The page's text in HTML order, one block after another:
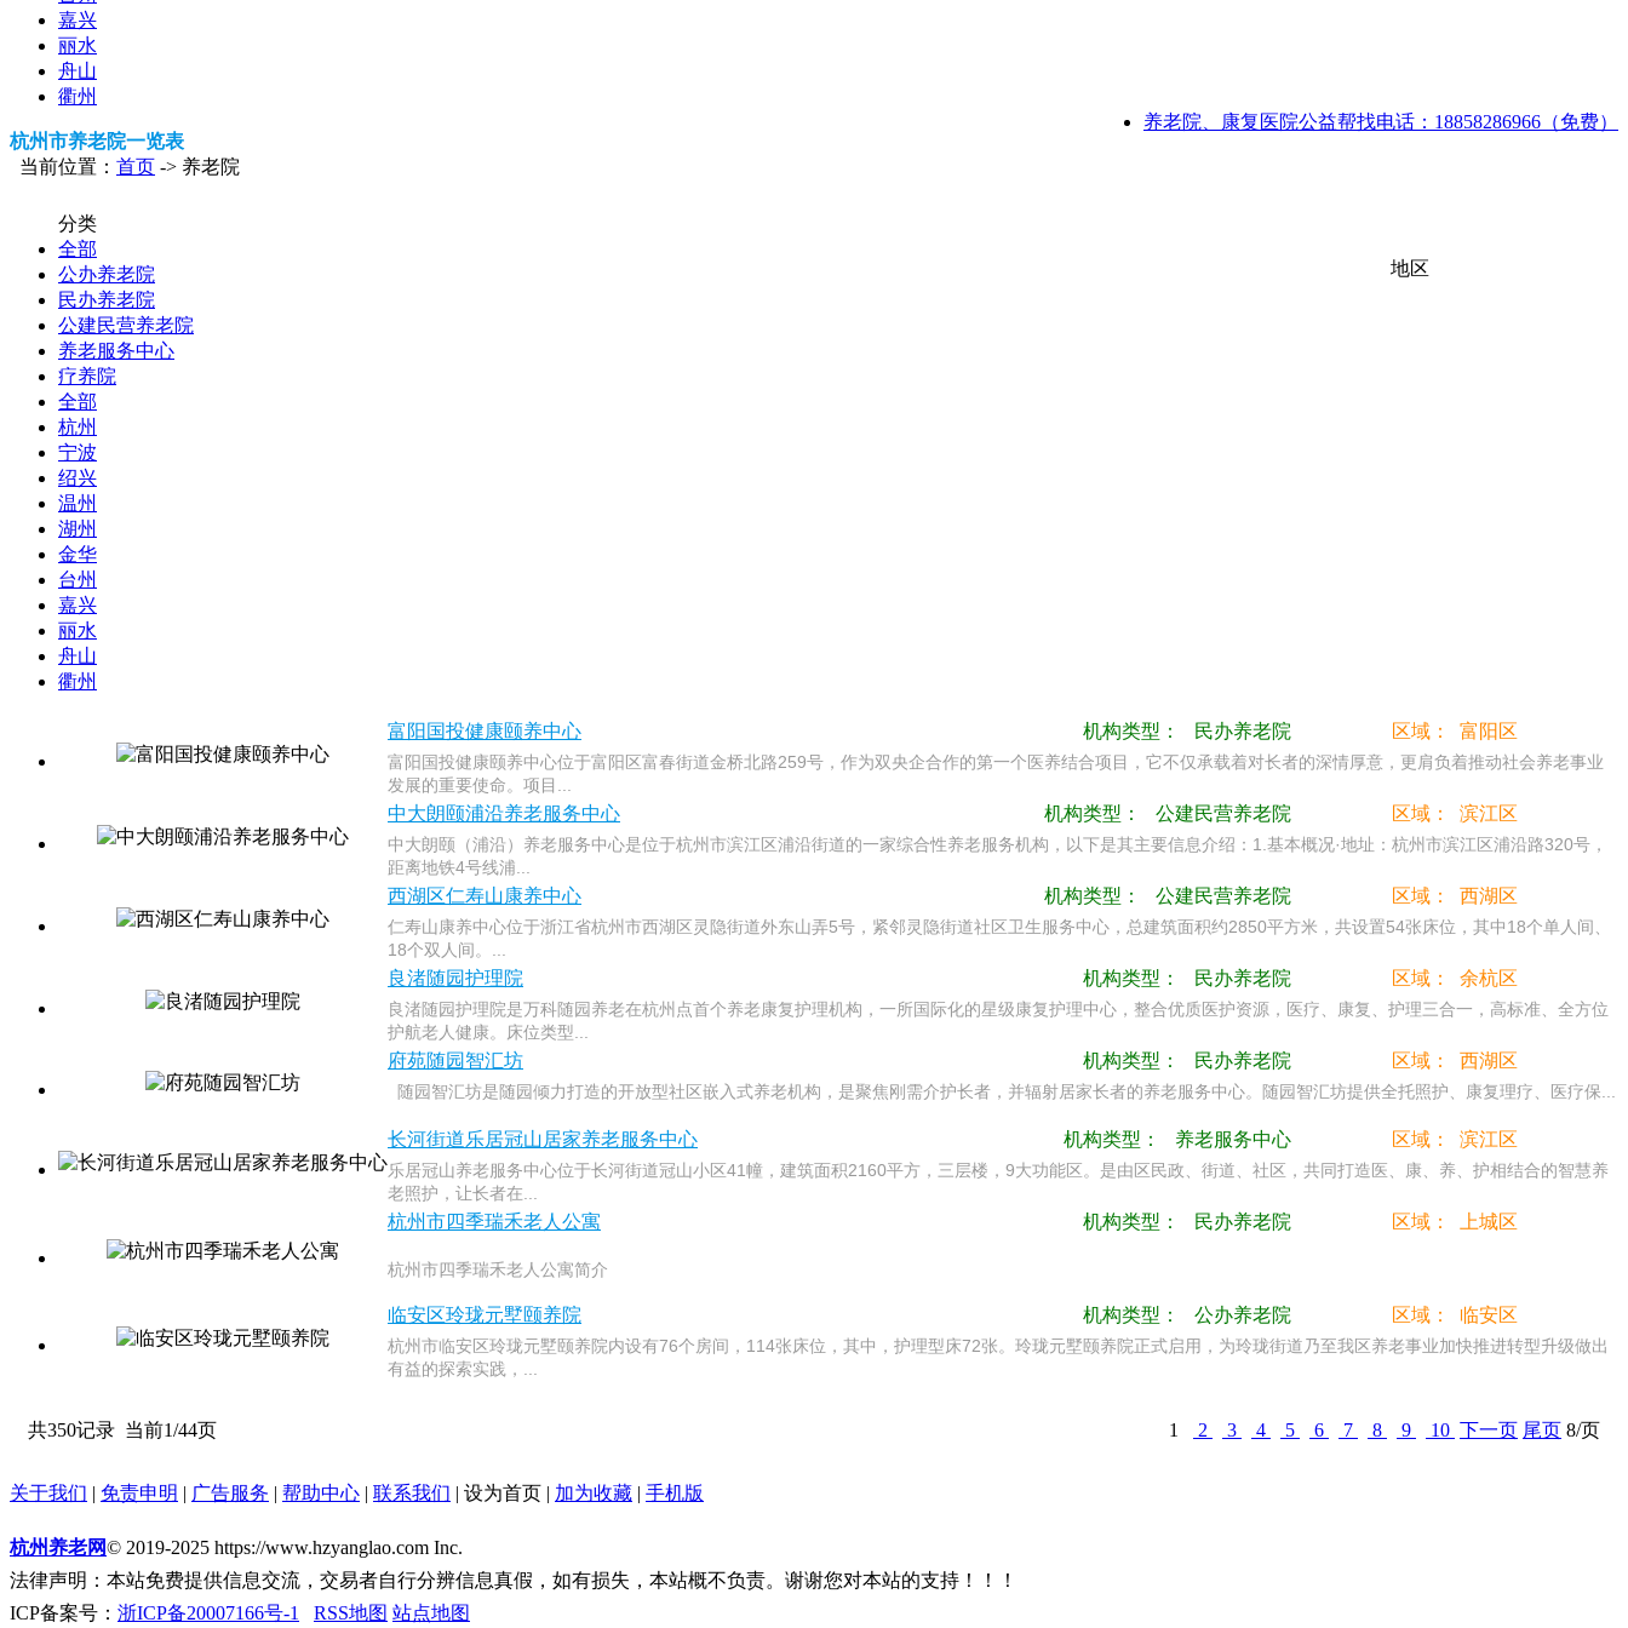
嘉兴
丽水
舟山
衢州
养老院、康复医院公益帮找电话：18858286966（免费）
杭州市养老院一览表
当前位置： 首页 -> 养老院
分类
全部
公办养老院
民办养老院
公建民营养老院
养老服务中心
疗养院
地区
全部
杭州
宁波
绍兴
温州
湖州
金华
台州
嘉兴
丽水
舟山
衢州
富阳国投健康颐养中心 机构类型： 民办养老院 区域： 富阳区
富阳国投健康颐养中心位于富阳区富春街道金桥北路259号，作为双央企合作的第一个医养结合项目，它不仅承载着对长者的深情厚意，更肩负着推动社会养老事业
发展的重要使命。项目...
中大朗颐浦沿养老服务中心 机构类型： 公建民营养老院 区域： 滨江区
中大朗颐（浦沿）养老服务中心是位于杭州市滨江区浦沿街道的一家综合性养老服务机构，以下是其主要信息介绍：1.基本概况·地址：杭州市滨江区浦沿路320号，
距离地铁4号线浦...
西湖区仁寿山康养中心 机构类型： 公建民营养老院 区域： 西湖区
仁寿山康养中心位于浙江省杭州市西湖区灵隐街道外东山弄5号，紧邻灵隐街道社区卫生服务中心，总建筑面积约2850平方米，共设置54张床位，其中18个单人间、
18个双人间。...
良渚随园护理院 机构类型： 民办养老院 区域： 余杭区
良渚随园护理院是万科随园养老在杭州点首个养老康复护理机构，一所国际化的星级康复护理中心，整合优质医护资源，医疗、康复、护理三合一，高标准、全方位
护航老人健康。床位类型...
府苑随园智汇坊 机构类型： 民办养老院 区域： 西湖区
随园智汇坊是随园倾力打造的开放型社区嵌入式养老机构，是聚焦刚需介护长者，并辐射居家长者的养老服务中心。随园智汇坊提供全托照护、康复理疗、医疗保...
长河街道乐居冠山居家养老服务中心 机构类型： 养老服务中心 区域： 滨江区
乐居冠山养老服务中心位于长河街道冠山小区41幢，建筑面积2160平方，三层楼，9大功能区。是由区民政、街道、社区，共同打造医、康、养、护相结合的智慧养
老照护，让长者在...
杭州市四季瑞禾老人公寓 机构类型： 民办养老院 区域： 上城区
杭州市四季瑞禾老人公寓简介
临安区玲珑元墅颐养院 机构类型： 公办养老院 区域： 临安区
杭州市临安区玲珑元墅颐养院内设有76个房间，114张床位，其中，护理型床72张。玲珑元墅颐养院正式启用，为玲珑街道乃至我区养老事业加快推进转型升级做出
有益的探索实践，...
共350记录 当前1/44页 1 2 3 4 5 6 7 8 9 10 下一页 尾页 8/页
关于我们 | 免责申明 | 广告服务 | 帮助中心 | 联系我们 | 设为首页 | 加为收藏 | 手机版
杭州养老网© 2019-2025 https://www.hzyanglao.com Inc.
法律声明：本站免费提供信息交流，交易者自行分辨信息真假，如有损失，本站概不负责。谢谢您对本站的支持！！！
ICP备案号： 浙ICP备20007166号-1 RSS地图 站点地图